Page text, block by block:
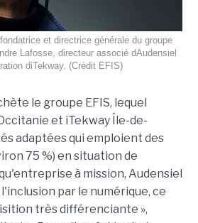
et directrice générale du groupe
Lafosse, directeur associé dAudensiel
diTekway. (Crédit EFIS)
le groupe EFIS, lequel
et iTekway Île-de-
adaptées qui emploient des
75 %) en situation de
à mission, Audensiel
par le numérique, ce
très différenciante »,